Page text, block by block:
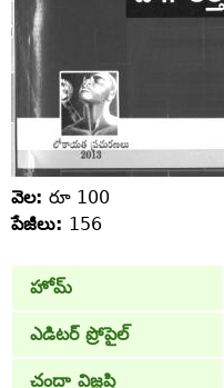
వెల: రూ 100
పేజీలు: 156
హోమ్
ఎడిటర్ ప్రోపైల్
చందా విజ్ఞప్తి